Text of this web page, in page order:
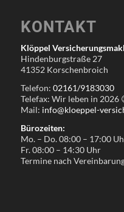
KONTAKT
Klöppel
Hindenburgstraße 27
41352 Korschenbroich
Telefon: 02161/9183030
Telefax: Wir leben in 2026
Mail: info@kloeppel-
Bürozeiten:
Mo. – Do. 08:00 – 17:00
Fr. 08:00 – 14:30 Uhr
Termine nach